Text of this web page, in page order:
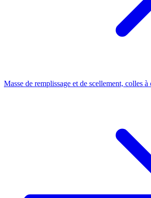
Masse de remplissage et de scellement, colles